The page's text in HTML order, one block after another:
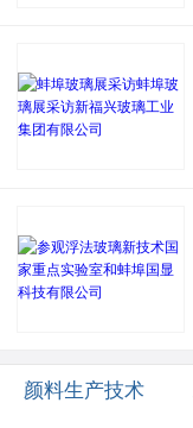
颜料生产技术